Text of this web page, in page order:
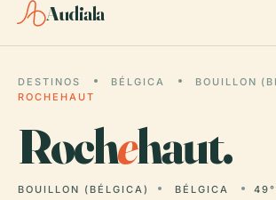
Audiala
DESTINOS BÉLGICA
BOUILLON
ROCHEHAUT
Rochehaut.
BOUILLON (BÉLGICA) BÉLGICA